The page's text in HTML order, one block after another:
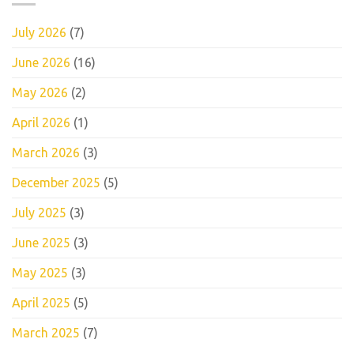
July 2026 (7)
June 2026 (16)
May 2026 (2)
April 2026 (1)
March 2026 (3)
December 2025 (5)
July 2025 (3)
June 2025 (3)
May 2025 (3)
April 2025 (5)
March 2025 (7)